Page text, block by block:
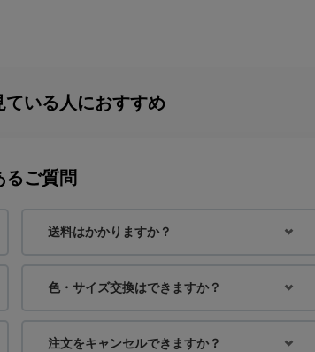
ている人におすすめ
るご質問
送料はかかりますか？
色・サイズ交換はできますか？
注文をキャンセルできますか？